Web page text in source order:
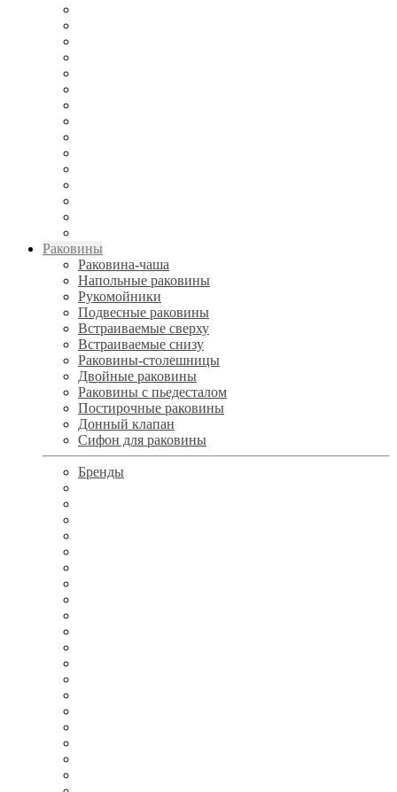
Раковины
Раковина-чаша
Напольные раковины
Рукомойники
Подвесные раковины
Встраиваемые сверху
Встраиваемые снизу
Раковины-столешницы
Двойные раковины
Раковины с пьедесталом
Постирочные раковины
Донный клапан
Сифон для раковины
Бренды